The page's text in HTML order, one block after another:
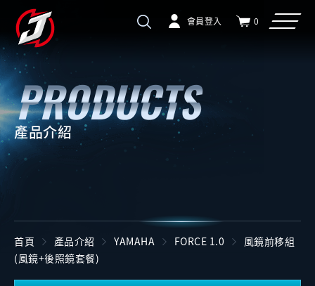
會員登入 0
產品介紹
首頁 產品介紹 YAMAHA FORCE 1.0
風鏡前移組
(風鏡+後照鏡套餐)